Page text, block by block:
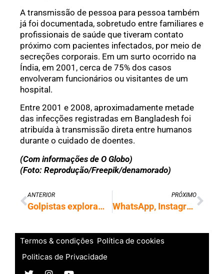
A transmissão de pessoa para pessoa também
já foi documentada, sobretudo entre familiares e
profissionais de saúde que tiveram contato
próximo com pacientes infectados, por meio de
secreções corporais. Em um surto ocorrido na
Índia, em 2001, cerca de 75% dos casos
envolveram funcionários ou visitantes de um
hospital.
Entre 2001 e 2008, aproximadamente metade
das infecções registradas em Bangladesh foi
atribuída à transmissão direta entre humanos
durante o cuidado de doentes.
(Com informações de O Globo)
(Foto: Reprodução/Freepik/denamorado)
ANTERIOR
Golpistas exploram pagamentos do Banco Master e FGC emite alerta
PRÓXIMO
WhatsApp, Instagram e Facebook devem ganhar versões pagas em breve
Termos & condições Política de cookies
Politicas de Privacidade